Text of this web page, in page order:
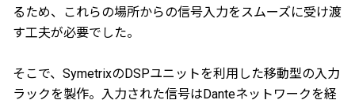
るため、これらの場所からの信号入力をスムーズに受け渡
す工夫が必要でした。
そこで、SymetrixのDSPユニットを利用した移動型の入力
ラックを製作。入力された信号はDanteネットワークを経